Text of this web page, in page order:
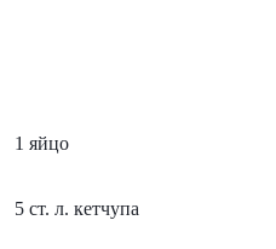
1 яйцо
5 ст. л. кетчупа